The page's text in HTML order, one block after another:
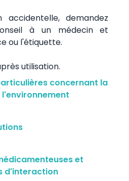
accidentelle, demandez
à un médecin et
ou l'étiquette.
utilisation.
concernant la
et
d'interaction